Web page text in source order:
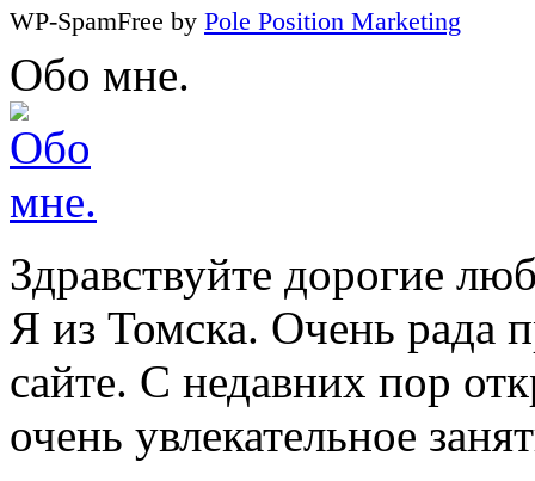
WP-SpamFree by Pole Position Marketing
Обо мне.
Здравствуйте дорогие
Я из Томска. Очень рада
сайте. С недавних пор
очень увлекательное